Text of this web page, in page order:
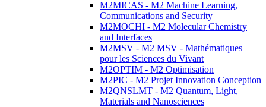
M2MICAS - M2 Machine Learning,
Communications and Security
M2MOCHI - M2 Molecular Chemistry
and Interfaces
M2MSV - M2 MSV - Mathématiques
pour les Sciences du Vivant
M2OPTIM - M2 Optimisation
M2PIC - M2 Projet Innovation Conception
M2QNSLMT - M2 Quantum, Light,
Materials and Nanosciences